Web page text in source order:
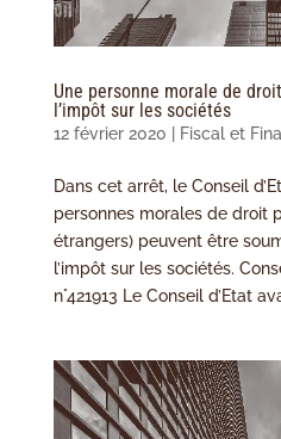
Une personne morale de
l’impôt sur les sociétés
12 février 2020 Fiscal et
Dans cet arrêt, le Conseil
personnes morales de droit
étrangers) peuvent être
l’impôt sur les sociétés.
n°421913 Le Conseil d’Etat